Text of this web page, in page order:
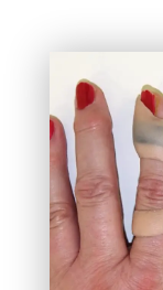
Arthrose,
Schmerzen
Mit Hilfe